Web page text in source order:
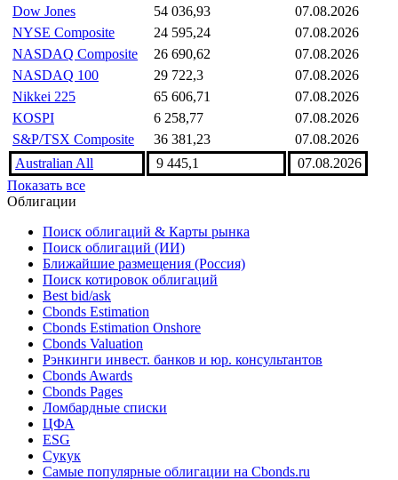
Dow Jones
54 036,93
07.08.2026
NYSE Composite
24 595,24
07.08.2026
NASDAQ Composite
26 690,62
07.08.2026
NASDAQ 100
29 722,3
07.08.2026
Nikkei 225
65 606,71
07.08.2026
KOSPI
6 258,77
07.08.2026
S&P/TSX Composite
36 381,23
07.08.2026
Australian All
9 445,1
07.08.2026
Показать все
Облигации
Поиск облигаций & Карты рынка
Поиск облигаций (ИИ)
Ближайшие размещения (Россия)
Поиск котировок облигаций
Best bid/ask
Cbonds Estimation
Cbonds Estimation Onshore
Cbonds Valuation
Рэнкинги инвест. банков и юр. консультантов
Cbonds Awards
Cbonds Pages
Ломбардные списки
ЦФА
ESG
Сукук
Самые популярные облигации на Cbonds.ru